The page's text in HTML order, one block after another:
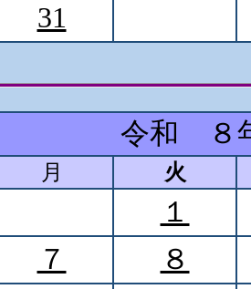
31
令和 ８
月 火
１
７
８